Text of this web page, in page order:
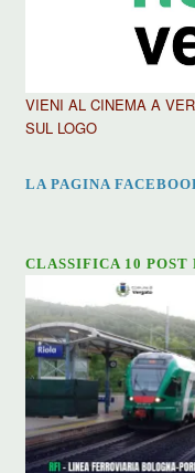
VIENI AL CINEMA A
SUL LOGO
LA PAGINA
CLASSIFICA 10